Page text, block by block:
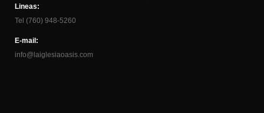
Lineas:
Tel (760) 948-5260
E-mail:
info@laiglesiaoasis.com